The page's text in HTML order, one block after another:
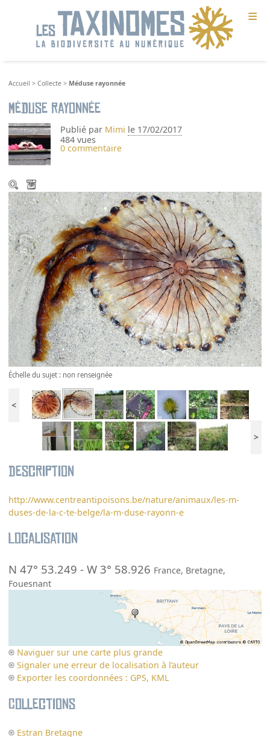
≡
Accueil >Collecte > Méduse rayonnée
Méduse rayonnée
Publié par Mimi le 17/02/2017
484 vues
0 commentaire
Échelle du sujet : non renseignée
<
>
Description
http://www.centreantipoisons.be/nature/animaux/les-m-
duses-de-la-c-te-belge/la-m-duse-rayonn-e
Localisation
N 47° 53.249 -W 3° 58.926 France, Bretagne,
Fouesnant
Naviguer sur une carte plus grande
Signaler une erreur de localisation à l’auteur
Exporter les coordonnées : GPS, KML
Collections
Estran Bretagne